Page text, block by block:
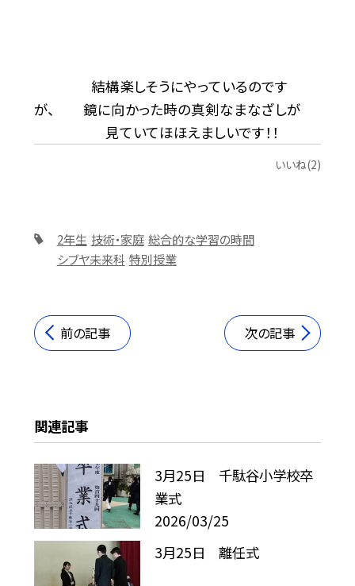
結構楽しそうにやっているのです
が、 鏡に向かった時の真剣なまなざしが
見ていてほほえましいです！！
いいね(2)
2年生 技術・家庭 総合的な学習の時間
シブヤ未来科 特別授業
前の記事 次の記事
関連記事
3月25日 千駄谷小学校卒
業式
2026/03/25
3月25日 離任式